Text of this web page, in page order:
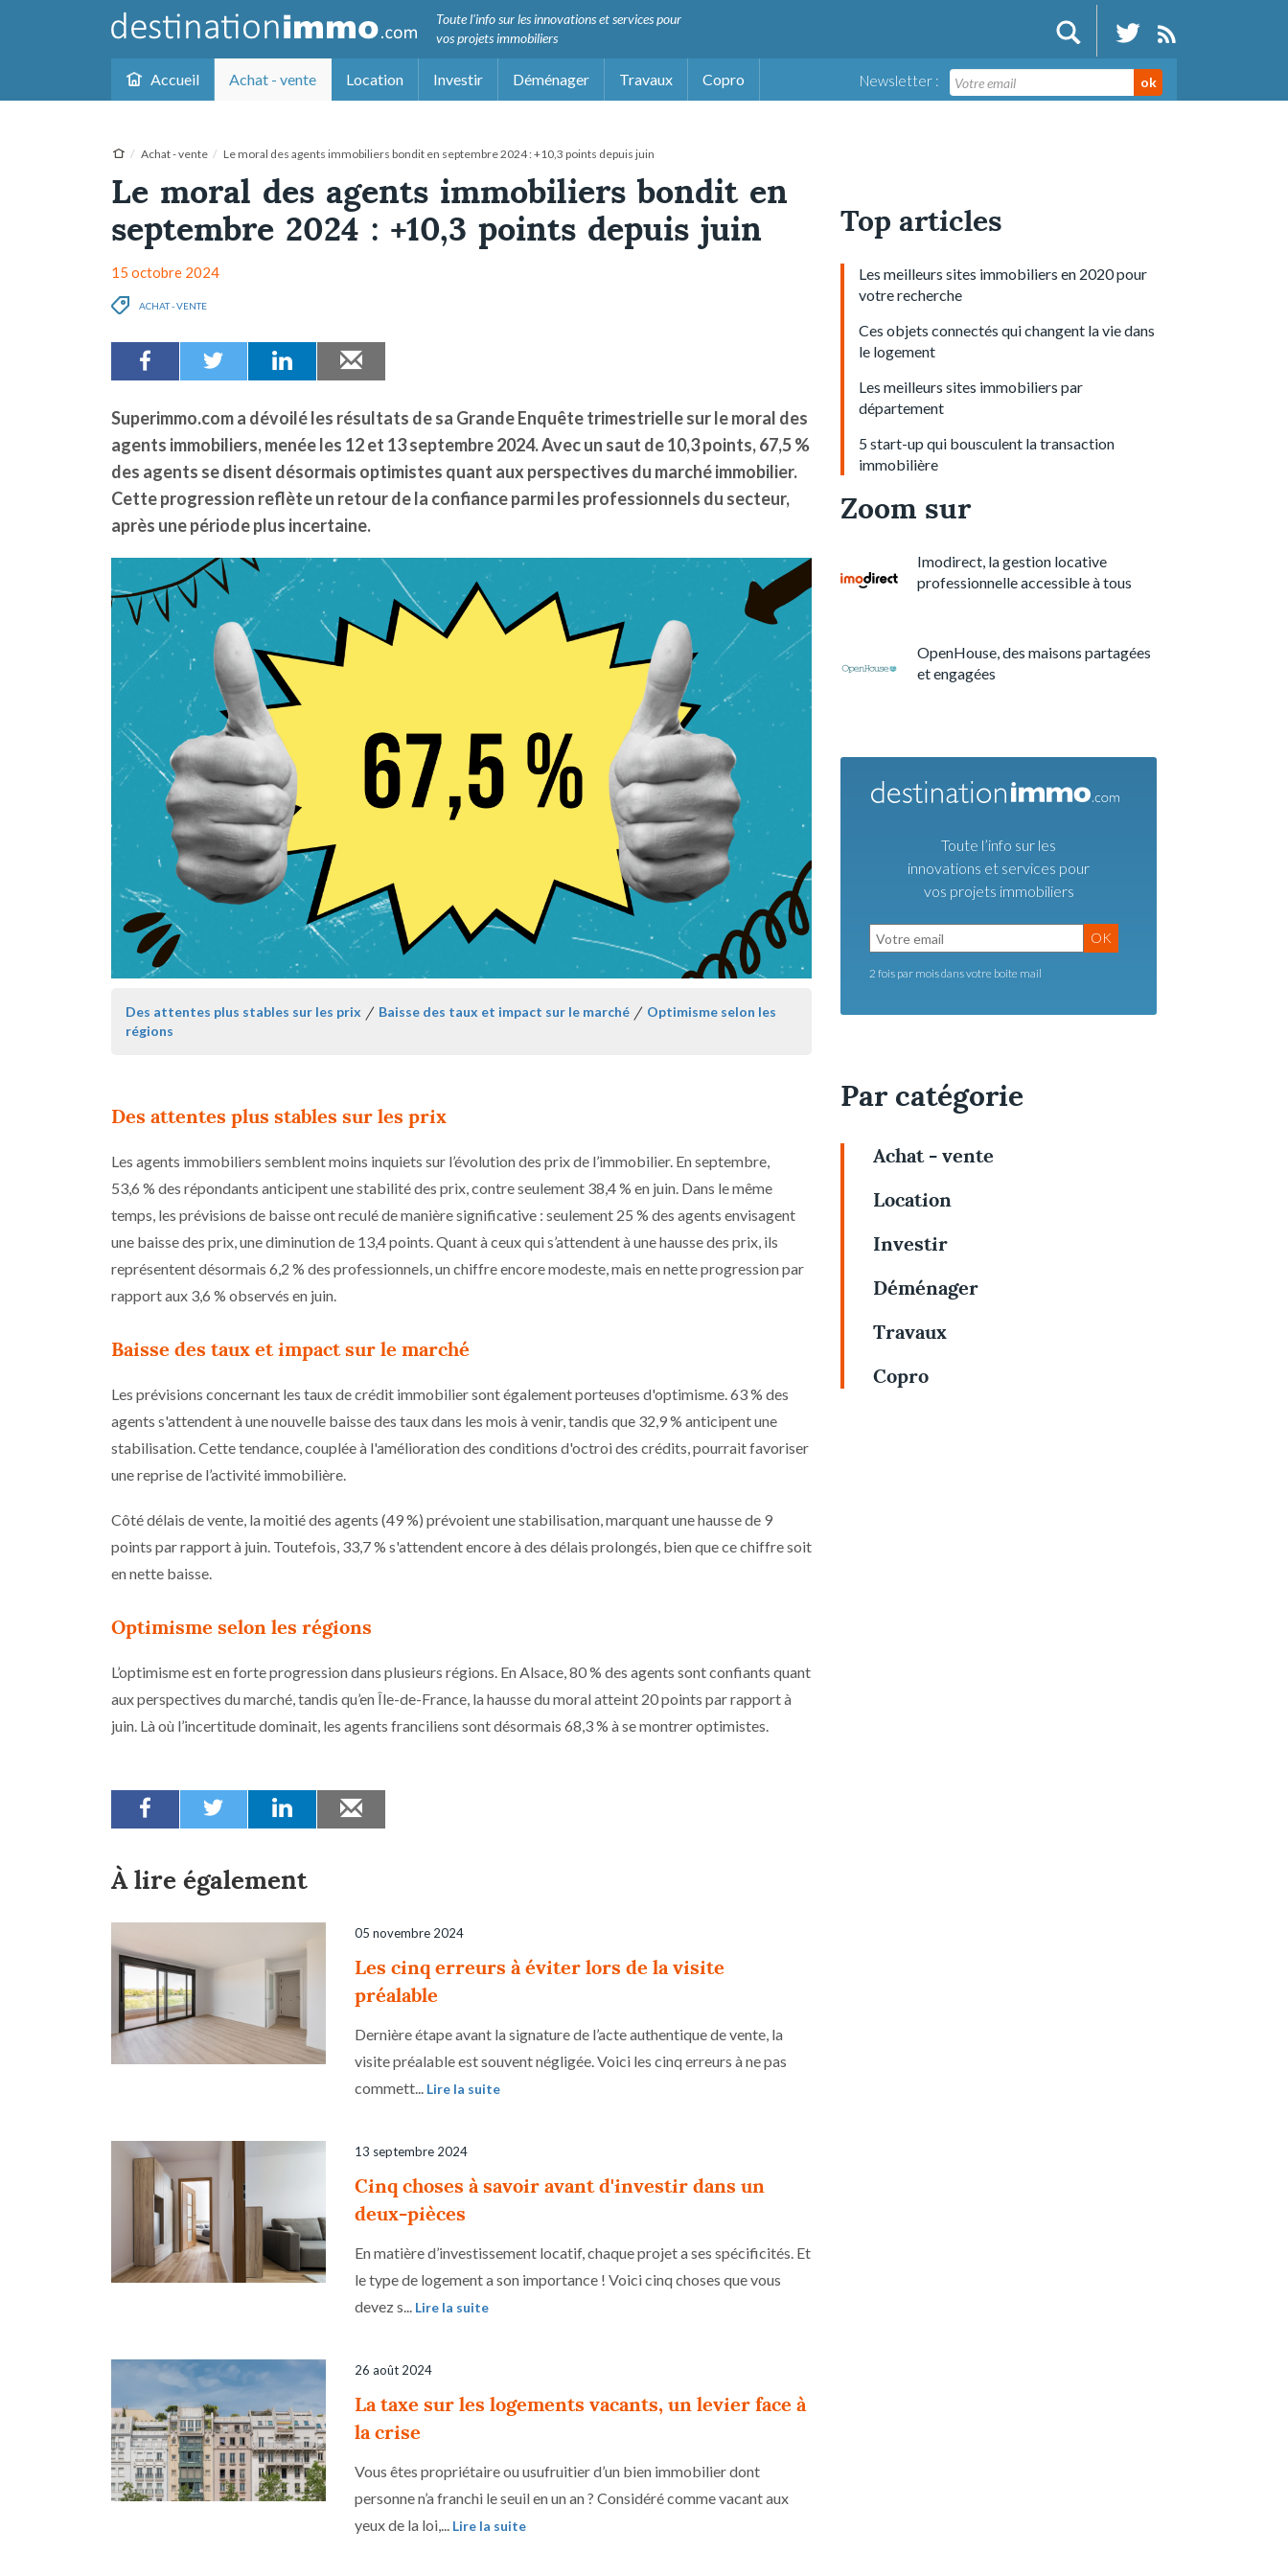
Toute l'info sur les innovations et services pour
vos projets immobiliers
Accueil Achat - vente Location Investir Déménager Travaux Copro Newsletter : ok
Achat - vente Le moral des agents immobiliers bondit en septembre 2024 : +10,3 points depuis juin
Le moral des agents immobiliers bondit en
septembre 2024 : +10,3 points depuis juin
15 octobre 2024
ACHAT - VENTE
Superimmo.com a dévoilé les résultats de sa Grande Enquête trimestrielle sur le moral des
agents immobiliers, menée les 12 et 13 septembre 2024. Avec un saut de 10,3 points, 67,5 %
des agents se disent désormais optimistes quant aux perspectives du marché immobilier.
Cette progression reflète un retour de la confiance parmi les professionnels du secteur,
après une période plus incertaine.
Des attentes plus stables sur les prix / Baisse des taux et impact sur le marché / Optimisme selon les
régions
Des attentes plus stables sur les prix
Les agents immobiliers semblent moins inquiets sur l’évolution des prix de l’immobilier. En septembre,
53,6 % des répondants anticipent une stabilité des prix, contre seulement 38,4 % en juin. Dans le même
temps, les prévisions de baisse ont reculé de manière significative : seulement 25 % des agents envisagent
une baisse des prix, une diminution de 13,4 points. Quant à ceux qui s’attendent à une hausse des prix, ils
représentent désormais 6,2 % des professionnels, un chiffre encore modeste, mais en nette progression par
rapport aux 3,6 % observés en juin.
Baisse des taux et impact sur le marché
Les prévisions concernant les taux de crédit immobilier sont également porteuses d'optimisme. 63 % des
agents s'attendent à une nouvelle baisse des taux dans les mois à venir, tandis que 32,9 % anticipent une
stabilisation. Cette tendance, couplée à l'amélioration des conditions d'octroi des crédits, pourrait favoriser
une reprise de l’activité immobilière.
Côté délais de vente, la moitié des agents (49 %) prévoient une stabilisation, marquant une hausse de 9
points par rapport à juin. Toutefois, 33,7 % s'attendent encore à des délais prolongés, bien que ce chiffre soit
en nette baisse.
Optimisme selon les régions
L’optimisme est en forte progression dans plusieurs régions. En Alsace, 80 % des agents sont confiants quant
aux perspectives du marché, tandis qu’en Île-de-France, la hausse du moral atteint 20 points par rapport à
juin. Là où l’incertitude dominait, les agents franciliens sont désormais 68,3 % à se montrer optimistes.
À lire également
05 novembre 2024
Les cinq erreurs à éviter lors de la visite
préalable
Dernière étape avant la signature de l’acte authentique de vente, la
visite préalable est souvent négligée. Voici les cinq erreurs à ne pas
commett...
Lire la suite
13 septembre 2024
Cinq choses à savoir avant d'investir dans un
deux-pièces
En matière d’investissement locatif, chaque projet a ses spécificités. Et
le type de logement a son importance ! Voici cinq choses que vous
devez s...
Lire la suite
26 août 2024
La taxe sur les logements vacants, un levier face à
la crise
Vous êtes propriétaire ou usufruitier d’un bien immobilier dont
personne n’a franchi le seuil en un an ? Considéré comme vacant aux
yeux de la loi,...
Lire la suite
Top articles
Les meilleurs sites immobiliers en 2020 pour
votre recherche
Ces objets connectés qui changent la vie dans
le logement
Les meilleurs sites immobiliers par
département
5 start-up qui bousculent la transaction
immobilière
Zoom sur
Imodirect, la gestion locative
professionnelle accessible à tous
OpenHouse, des maisons partagées
et engagées
Toute l’info sur les
innovations et services pour
vos projets immobiliers
OK
2 fois par mois dans votre boite mail
Par catégorie
Achat - vente
Location
Investir
Déménager
Travaux
Copro